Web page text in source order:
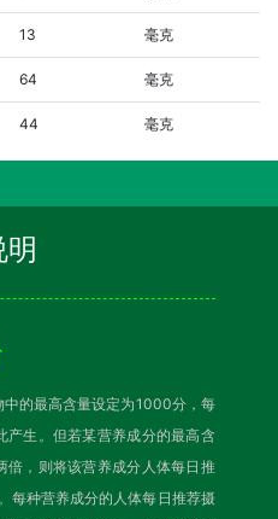
13 毫克
64 毫克
44 毫克
明
的最高含量设定为1000分，每
产生。但若某营养成分的最高含
倍，则将该营养成分人体每日推
每种营养成分的人体每日推荐摄